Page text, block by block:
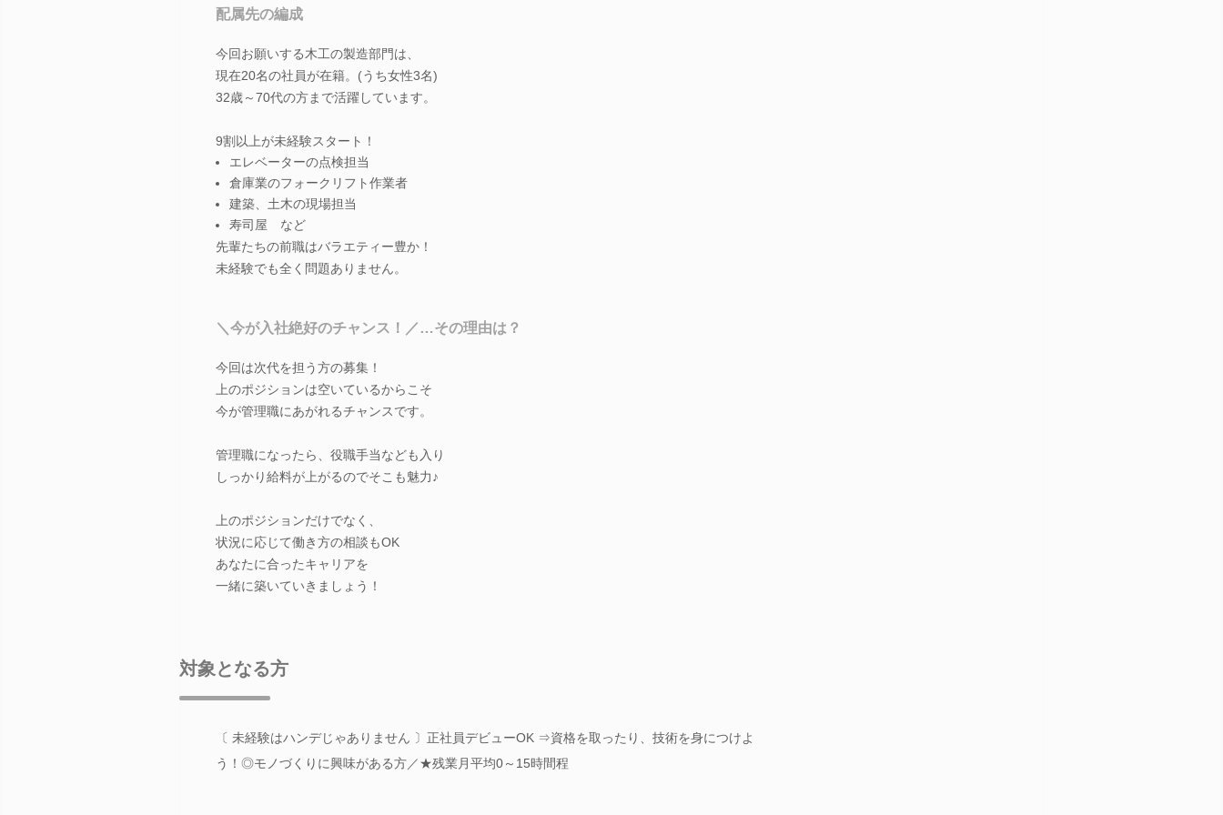
配属先の編成
今回お願いする木工の製造部門は、
現在20名の社員が在籍。(うち女性3名)
32歳～70代の方まで活躍しています。
9割以上が未経験スタート！
エレベーターの点検担当
倉庫業のフォークリフト作業者
建築、土木の現場担当
寿司屋 など
先輩たちの前職はバラエティー豊か！
未経験でも全く問題ありません。
＼今が入社絶好のチャンス！／…その理由は？
今回は次代を担う方の募集！
上のポジションは空いているからこそ
今が管理職にあがれるチャンスです。
管理職になったら、役職手当なども入り
しっかり給料が上がるのでそこも魅力♪
上のポジションだけでなく、
状況に応じて働き方の相談もOK
あなたに合ったキャリアを
一緒に築いていきましょう！
対象となる方
〔 未経験はハンデじゃありません 〕正社員デビューOK ⇒資格を取ったり、技術を身につけよ
う！◎モノづくりに興味がある方／★残業月平均0～15時間程